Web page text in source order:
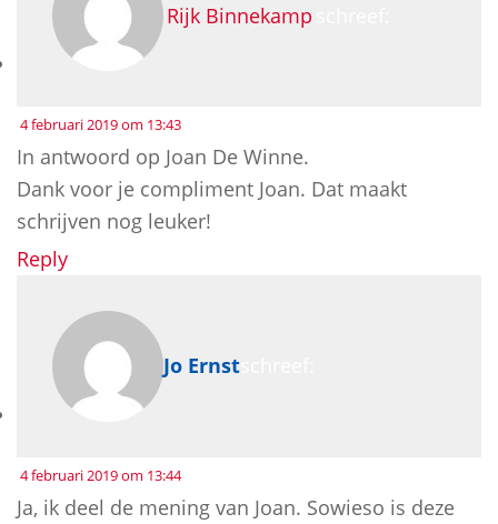
Rijk Binnekamp
4 februari 2019 om 13:43
In antwoord op Joan De Winne.
Dank voor je compliment Joan. Dat maakt
schrijven nog leuker!
Reply
Jo Ernst
4 februari 2019 om 13:44
Ja, ik deel de mening van Joan. Sowieso is deze